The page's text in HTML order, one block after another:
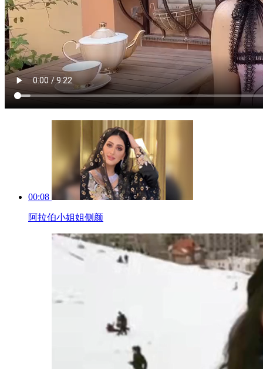
00:08
阿拉伯小姐姐侧颜